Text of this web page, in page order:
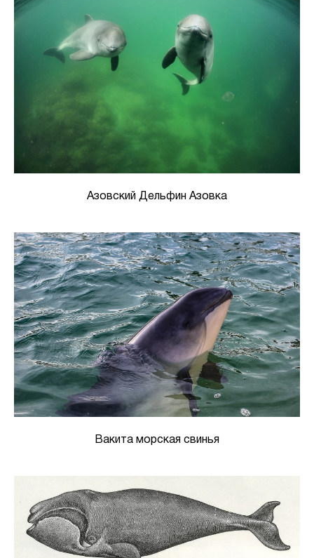
Азовский Дельфин Азовка
Вакита морская свинья